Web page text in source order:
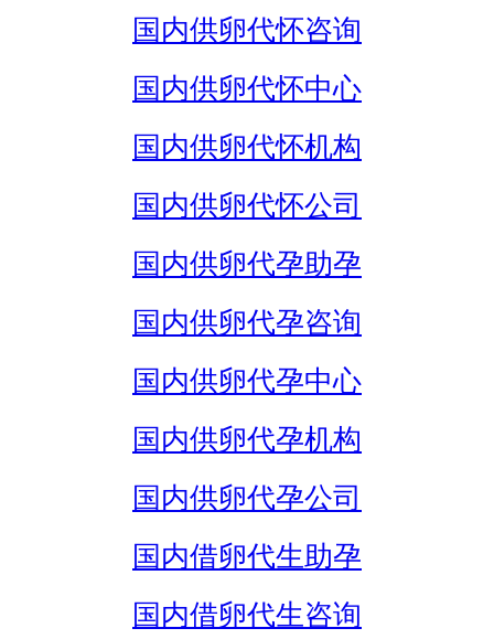
国内供卵代怀咨询
国内供卵代怀中心
国内供卵代怀机构
国内供卵代怀公司
国内供卵代孕助孕
国内供卵代孕咨询
国内供卵代孕中心
国内供卵代孕机构
国内供卵代孕公司
国内借卵代生助孕
国内借卵代生咨询